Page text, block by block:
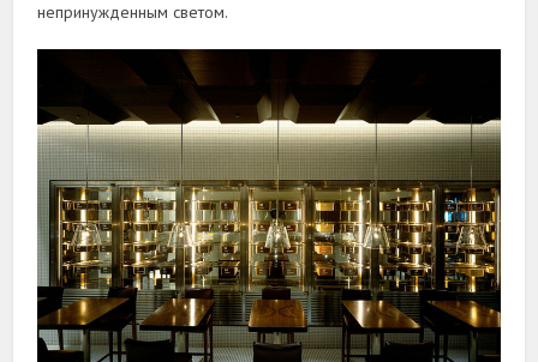
непринужденным светом.